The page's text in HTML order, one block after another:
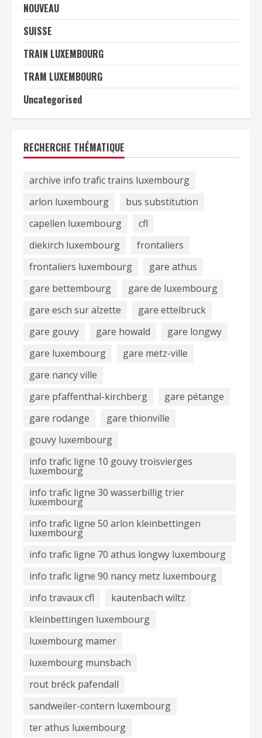
NOUVEAU
SUISSE
TRAIN LUXEMBOURG
TRAM LUXEMBOURG
Uncategorised
RECHERCHE THÉMATIQUE
archive info trafic trains luxembourg
arlon luxembourg
bus substitution
capellen luxembourg
cfl
diekirch luxembourg
frontaliers
frontaliers luxembourg
gare athus
gare bettembourg
gare de luxembourg
gare esch sur alzette
gare ettelbruck
gare gouvy
gare howald
gare longwy
gare luxembourg
gare metz-ville
gare nancy ville
gare pfaffenthal-kirchberg
gare pétange
gare rodange
gare thionville
gouvy luxembourg
info trafic ligne 10 gouvy troisvierges
luxembourg
info trafic ligne 30 wasserbillig trier
luxembourg
info trafic ligne 50 arlon kleinbettingen
luxembourg
info trafic ligne 70 athus longwy luxembourg
info trafic ligne 90 nancy metz luxembourg
info travaux cfl
kautenbach wiltz
kleinbettingen luxembourg
luxembourg mamer
luxembourg munsbach
rout bréck pafendall
sandweiler-contern luxembourg
ter athus luxembourg